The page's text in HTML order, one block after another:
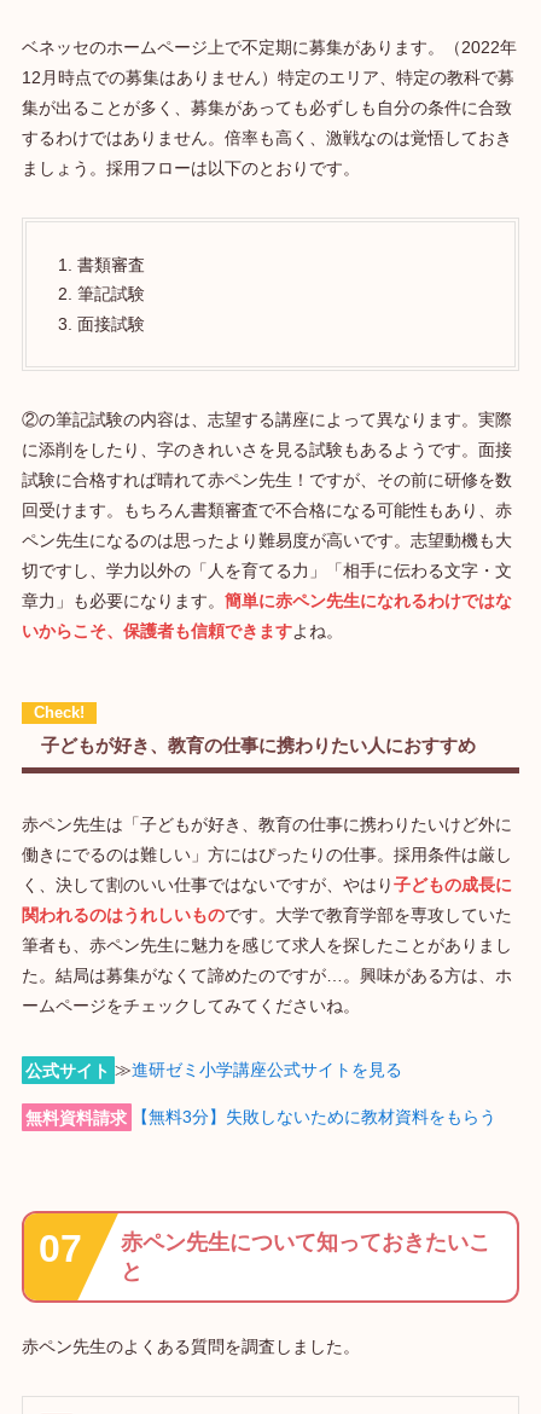
ベネッセのホームページ上で不定期に募集があります。（2022年
12月時点での募集はありません）特定のエリア、特定の教科で募
集が出ることが多く、募集があっても必ずしも自分の条件に合致
するわけではありません。倍率も高く、激戦なのは覚悟しておき
ましょう。採用フローは以下のとおりです。
書類審査
筆記試験
面接試験
②の筆記試験の内容は、志望する講座によって異なります。実際
に添削をしたり、字のきれいさを見る試験もあるようです。面接
試験に合格すれば晴れて赤ペン先生！ですが、その前に研修を数
回受けます。もちろん書類審査で不合格になる可能性もあり、赤
ペン先生になるのは思ったより難易度が高いです。志望動機も大
切ですし、学力以外の「人を育てる力」「相手に伝わる文字・文
章力」も必要になります。 簡単に赤ペン先生になれるわけではな
いからこそ、保護者も信頼できますよね。
子どもが好き、教育の仕事に携わりたい人におすすめ
赤ペン先生は「子どもが好き、教育の仕事に携わりたいけど外に
働きにでるのは難しい」方にはぴったりの仕事。採用条件は厳し
く、決して割のいい仕事ではないですが、やはり子どもの成長に
関われるのはうれしいものです。大学で教育学部を専攻していた
筆者も、赤ペン先生に魅力を感じて求人を探したことがありまし
た。結局は募集がなくて諦めたのですが…。興味がある方は、ホ
ームページをチェックしてみてくださいね。
公式サイト ≫進研ゼミ小学講座公式サイトを見る
無料資料請求 【無料3分】失敗しないために教材資料をもらう
赤ペン先生について知っておきたいこ
と
赤ペン先生のよくある質問を調査しました。